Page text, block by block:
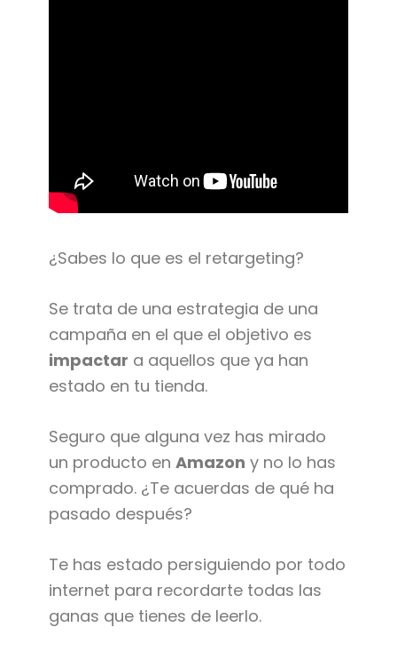
¿Sabes lo que es el retargeting?
Se trata de una estrategia de una
campaña en el que el objetivo es
impactar a aquellos que ya han
estado en tu tienda.
Seguro que alguna vez has mirado
un producto en Amazon y no lo has
comprado. ¿Te acuerdas de qué ha
pasado después?
Te has estado persiguiendo por todo
internet para recordarte todas las
ganas que tienes de leerlo.